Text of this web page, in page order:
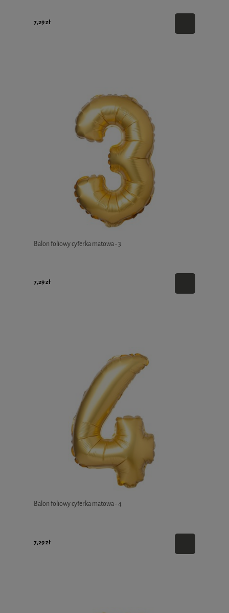
7,29 zł
Balon foliowy cyferka matowa - 3
7,29 zł
Balon foliowy cyferka matowa - 4
7,29 zł